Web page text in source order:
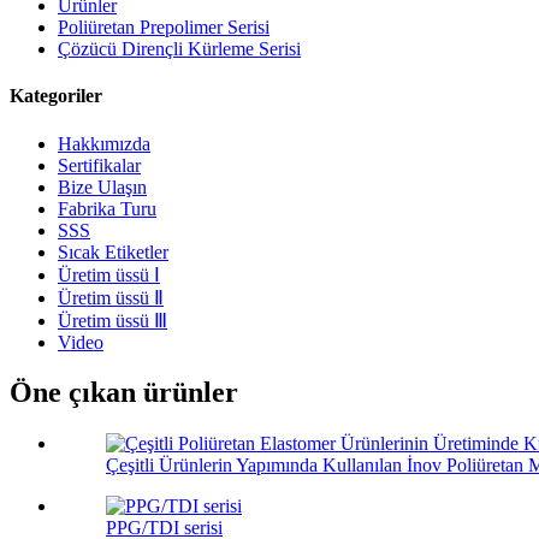
Ürünler
Poliüretan Prepolimer Serisi
Çözücü Dirençli Kürleme Serisi
Kategoriler
Hakkımızda
Sertifikalar
Bize Ulaşın
Fabrika Turu
SSS
Sıcak Etiketler
Üretim üssü Ⅰ
Üretim üssü Ⅱ
Üretim üssü Ⅲ
Video
Öne çıkan ürünler
Çeşitli Ürünlerin Yapımında Kullanılan İnov Poliüretan
PPG/TDI serisi